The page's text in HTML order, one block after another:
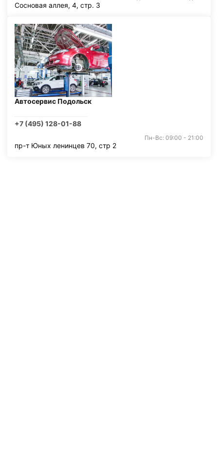
Сосновая аллея, 4, стр. 3
Автосервис Подольск
+7 (495) 128-01-88
Пн-Вс: 09:00 - 21:00
пр-т Юных ленинцев 70, стр 2